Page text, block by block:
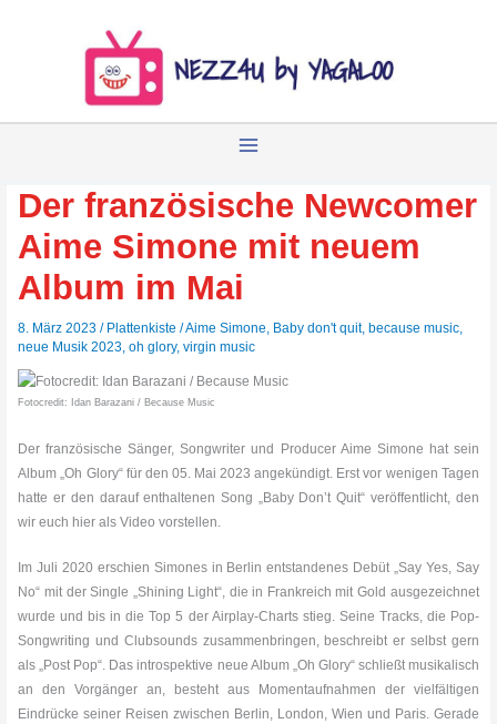
Der französische Newcomer
Aime Simone mit neuem
Album im Mai
8. März 2023/ Plattenkiste /Aime Simone, Baby don't quit,because music,
neue Musik 2023,oh glory,virgin music
Fotocredit: Idan Barazani / Because Music
Der französische Sänger, Songwriter und Producer Aime Simone hat sein
Album „Oh Glory“ für den 05. Mai 2023 angekündigt. Erst vor wenigen Tagen
hatte er den darauf enthaltenen Song „Baby Don’t Quit“ veröffentlicht, den
wir euch hier als Video vorstellen.
Im Juli 2020 erschien Simones in Berlin entstandenes Debüt „Say Yes, Say
No“ mit der Single „Shining Light“, die in Frankreich mit Gold ausgezeichnet
wurde und bis in die Top 5 der Airplay-Charts stieg. Seine Tracks, die Pop-
Songwriting und Clubsounds zusammenbringen, beschreibt er selbst gern
als „Post Pop“. Das introspektive neue Album „Oh Glory“ schließt musikalisch
an den Vorgänger an, besteht aus Momentaufnahmen der vielfältigen
Eindrücke seiner Reisen zwischen Berlin, London, Wien und Paris. Gerade